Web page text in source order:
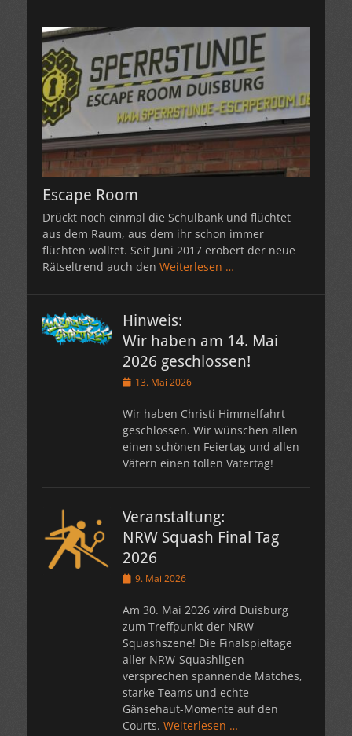
Escape Room
Drückt noch einmal die Schulbank und flüchtet
aus dem Raum, aus dem ihr schon immer
flüchten wolltet. Seit Juni 2017 erobert der neue
Rätseltrend auch den Weiterlesen …
Hinweis:
Wir haben am 14. Mai
2026 geschlossen!
Veröffentlicht
13. Mai 2026
Wir haben Christi Himmelfahrt
geschlossen. Wir wünschen allen
einen schönen Feiertag und allen
Vätern einen tollen Vatertag!
Veranstaltung:
NRW Squash Final Tag
2026
Veröffentlicht
9. Mai 2026
Am 30. Mai 2026 wird Duisburg
zum Treffpunkt der NRW-
Squashszene! Die Finalspieltage
aller NRW-Squashligen
versprechen spannende Matches,
starke Teams und echte
Gänsehaut-Momente auf den
Courts. Weiterlesen …